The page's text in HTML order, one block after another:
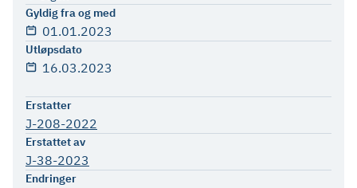
Gyldig fra og med
01.01.2023
Utløpsdato
16.03.2023
Erstatter
J-208-2022
Erstattet av
J-38-2023
Endringer